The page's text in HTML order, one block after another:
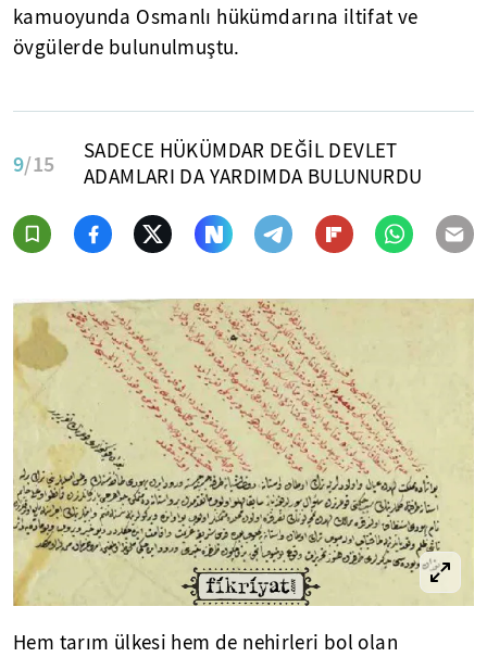
kamuoyunda Osmanlı hükümdarına iltifat ve
övgülerde bulunulmuştu.
9/15
SADECE HÜKÜMDAR DEĞİL DEVLET
ADAMLARI DA YARDIMDA BULUNURDU
Hem tarım ülkesi hem de nehirleri bol olan